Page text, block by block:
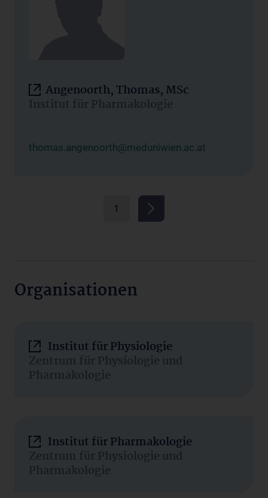
Angenoorth, Thomas, MSc
Institut für Pharmakologie
thomas.angenoorth@meduniwien.ac.at
1
Organisationen
Institut für Physiologie
Zentrum für Physiologie und
Pharmakologie
Institut für Pharmakologie
Zentrum für Physiologie und
Pharmakologie